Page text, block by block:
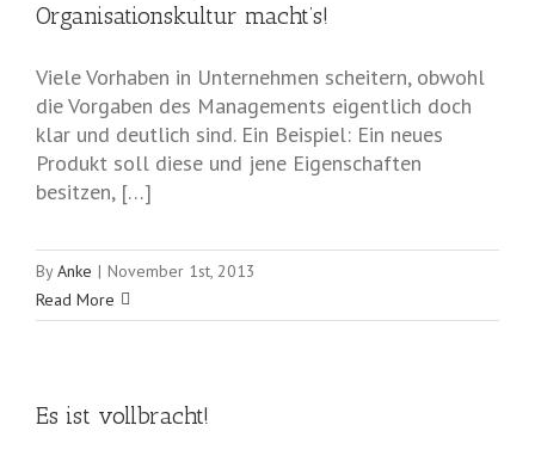
Organisationskultur macht’s!
Viele Vorhaben in Unternehmen scheitern, obwohl
die Vorgaben des Managements eigentlich doch
klar und deutlich sind. Ein Beispiel: Ein neues
Produkt soll diese und jene Eigenschaften
besitzen, […]
ByAnke | November 1st, 2013
Read More
Es ist vollbracht!